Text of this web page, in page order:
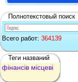
Полнотекстовый поиск
Всего работ: 364139
Теги названий
фінансів місцеві